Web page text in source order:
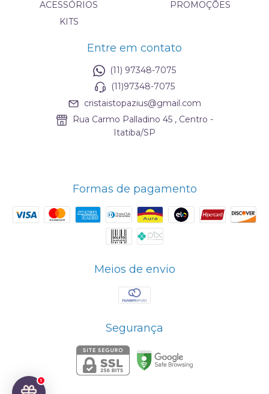
1
ACESSÓRIOS
KITS
PROMOÇÕES
Entre em contato
(11) 97348-7075
(11)97348-7075
cristaistopazius@gmail.com
Rua Carmo Palladino 45 , Centro -
Itatiba/SP
Formas de pagamento
Meios de envio
Segurança